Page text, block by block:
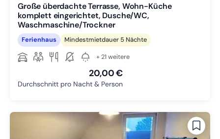
Große überdachte Terrasse, Wohn-Küche
komplett eingerichtet, Dusche/WC,
Waschmaschine/Trockner
Ferienhaus Mindestmietdauer 5 Nächte
+ 21 weitere
20,00 €
Durchschnitt pro Nacht & Person